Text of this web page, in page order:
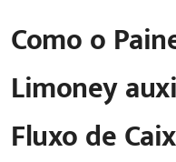
Como o
Limoney
Fluxo de